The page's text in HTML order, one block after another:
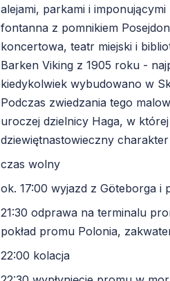
alejami, parkami i
fontanna z pomnikiem
koncertowa, teatr miejski i
Barken Viking z 1905 roku -
kiedykolwiek wybudowano w
Podczas zwiedzania tego
uroczej dzielnicy Haga, w
dziewiętnastowieczny charakter
czas wolny
ok. 17:00 wyjazd z Göteborga i
21:30 odprawa na terminalu
pokład promu Polonia,
22:00 kolacja